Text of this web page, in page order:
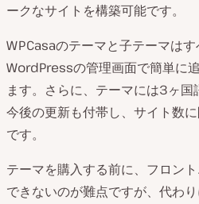
ークなサイトを構築可能です。
WPCasaのテーマと子テーマはす
WordPressの管理画面で簡単に
ます。さらに、テーマには3ヶ国
今後の更新も付帯し、サイト数
です。
テーマを購入する前に、フロン
できないのが難点ですが、代わ